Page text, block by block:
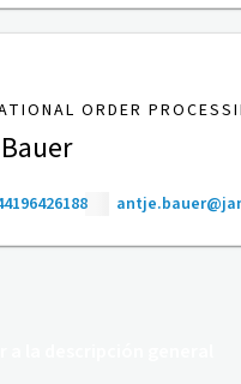
ORDER